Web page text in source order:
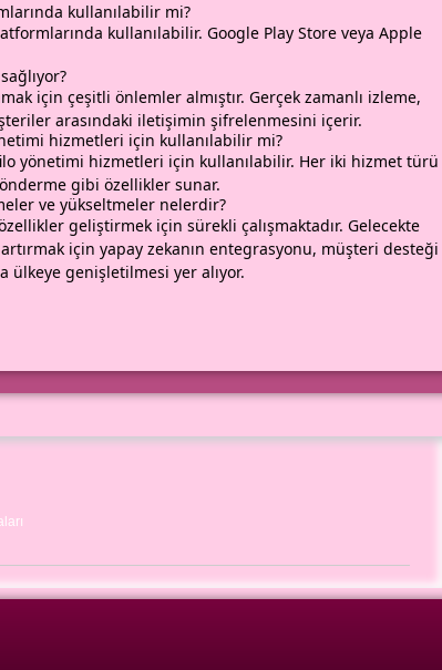
kullanılabilir mi?
kullanılabilir. Google Play Store veya Apple
için çeşitli önlemler almıştır. Gerçek zamanlı izleme,
arasındaki iletişimin şifrelenmesini içerir.
hizmetleri için kullanılabilir mi?
yönetimi hizmetleri için kullanılabilir. Her iki hizmet türü
gibi özellikler sunar.
ve yükseltmeler nelerdir?
geliştirmek için sürekli çalışmaktadır. Gelecekte
için yapay zekanın entegrasyonu, müşteri desteği
genişletilmesi yer alıyor.